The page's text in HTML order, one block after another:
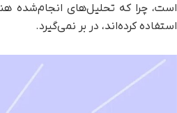
است، چرا که تحلیل‌های انجام‌شده
استفاده کرده‌اند، در بر نمی‌گیرد.